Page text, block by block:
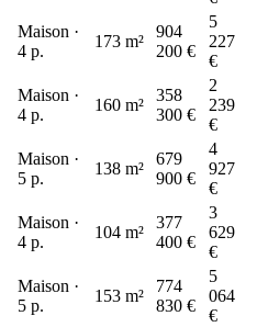
Maison ·
4 p.
173 m²
904
200 €
5
227
€
Maison ·
4 p.
160 m²
358
300 €
2
239
€
Maison ·
5 p.
138 m²
679
900 €
4
927
€
Maison ·
4 p.
104 m²
377
400 €
3
629
€
Maison ·
5 p.
153 m²
774
830 €
5
064
€